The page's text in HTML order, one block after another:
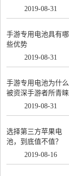
2019-08-31
手游专用电池具有哪
些优势
2019-08-31
手游专用电池为什么
被资深手游者所青睐
2019-08-31
选择第三方苹果电
池，到底值不值？
2019-08-16